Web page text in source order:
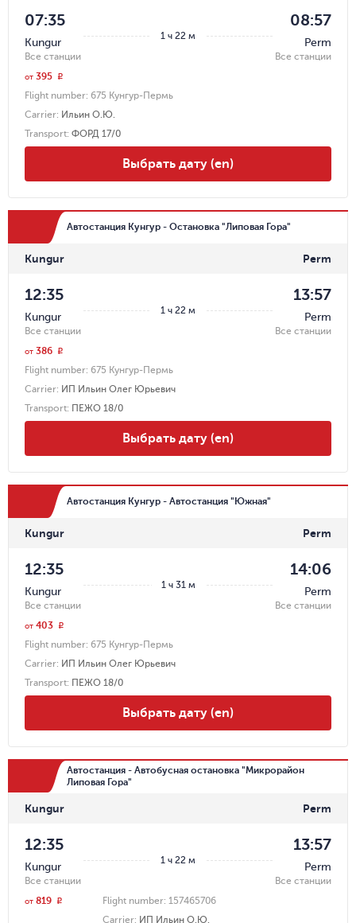
1 ч 22 м
07:35
Kungur
Все станции
08:57
Perm
Все станции
Flight number: 675 Кунгур-Пермь
Carrier: Ильин О.Ю.
Transport: ФОРД 17/0
от 395 r
Выбрать дату (en)
Автостанция Кунгур - Остановка "Липовая Гора"
Kungur Perm
1 ч 22 м
12:35
Kungur
Все станции
13:57
Perm
Все станции
Flight number: 675 Кунгур-Пермь
Carrier: ИП Ильин Олег Юрьевич
Transport: ПЕЖО 18/0
от 386 r
Выбрать дату (en)
Автостанция Кунгур - Автостанция "Южная"
Kungur Perm
1 ч 31 м
12:35
Kungur
Все станции
14:06
Perm
Все станции
Flight number: 675 Кунгур-Пермь
Carrier: ИП Ильин Олег Юрьевич
Transport: ПЕЖО 18/0
от 403 r
Выбрать дату (en)
Автостанция - Автобусная остановка "Микрорайон
Липовая Гора"
Kungur Perm
1 ч 22 м
12:35
Kungur
Все станции
13:57
Perm
Все станции
Flight number: 157465706
Carrier: ИП Ильин О.Ю.
от 819 r